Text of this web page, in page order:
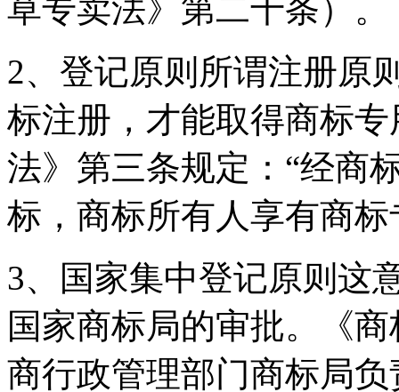
草专卖法》第二十条）。
2、登记原则所谓注册原
标注册，才能取得商标
法》第三条规定：“经商
标，商标所有人享有商
3、国家集中登记原则这
国家商标局的审批。《
商行政管理部门商标局